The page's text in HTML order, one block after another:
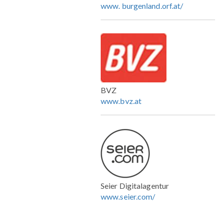
www. burgenland.orf.at/
BVZ
www.bvz.at
Seier Digitalagentur
www.seier.com/